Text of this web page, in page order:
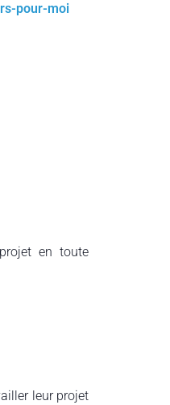
pour-moi
en toute
leur projet